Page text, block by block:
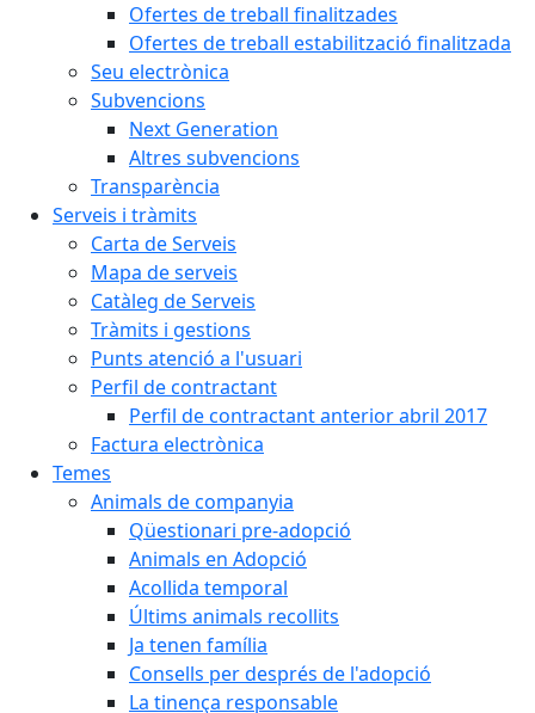
Ofertes de treball finalitzades
Ofertes de treball estabilització finalitzada
Seu electrònica
Subvencions
Next Generation
Altres subvencions
Transparència
Serveis i tràmits
Carta de Serveis
Mapa de serveis
Catàleg de Serveis
Tràmits i gestions
Punts atenció a l'usuari
Perfil de contractant
Perfil de contractant anterior abril 2017
Factura electrònica
Temes
Animals de companyia
Qüestionari pre-adopció
Animals en Adopció
Acollida temporal
Últims animals recollits
Ja tenen família
Consells per després de l'adopció
La tinença responsable